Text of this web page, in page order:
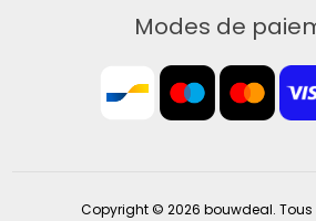
Modes de
Copyright © 2026 bouwdeal. Tous